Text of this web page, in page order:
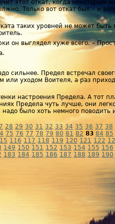
этот откат, когда некоторым
Только вот откат был – и
таких уровней не может
он выглядел хуже всего. –
сильнее. Предел встречал
или уходом Воителя, а раз
настроения Предела. А тот
Предела чуть лучше, они
было хоть немного поводить
28 29 30 31 32 33 34 35 36 37 38
75 76 77 78 79 80 81 82 83 84 85
116 117 118 119 120 121 122
149 150 151 152 153 154 155 156
183 184 185 186 187 188 189 190